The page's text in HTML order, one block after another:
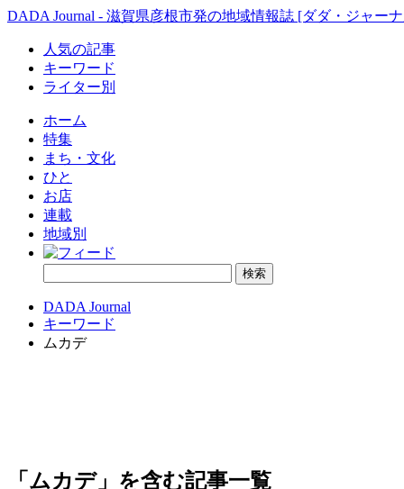
DADA Journal - 滋賀県彦根市発の地域情報誌 [ダダ・ジャー
人気の記事
キーワード
ライター別
ホーム
特集
まち・文化
ひと
お店
連載
地域別
DADA Journal
キーワード
ムカデ
「ムカデ」を含む記事一覧